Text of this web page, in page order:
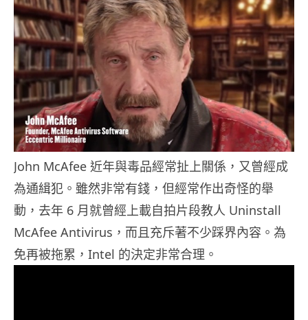
John McAfee 近年與毒品經常扯上關係，又曾經成
為通緝犯。雖然非常有錢，但經常作出奇怪的舉
動，去年 6 月就曾經上載自拍片段教人 Uninstall
McAfee Antivirus，而且充斥著不少踩界內容。為
免再被拖累，Intel 的決定非常合理。